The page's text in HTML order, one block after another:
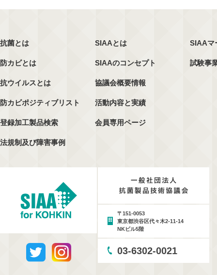
抗菌とは
防カビとは
抗ウイルスとは
防カビポジティブリスト
登録加工製品検索
法規制及び障害事例
SIAAとは
SIAAのコンセプト
協議会概要情報
活動内容と実績
会員専用ページ
SIAAマ
試験事
〒151-0053
東京都渋谷区代々木2-11-14
NKビル5階
03-6302-0021